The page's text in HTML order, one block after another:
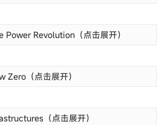
Power Revolution（点击展开）
Zero（点击展开）
（点击展开）